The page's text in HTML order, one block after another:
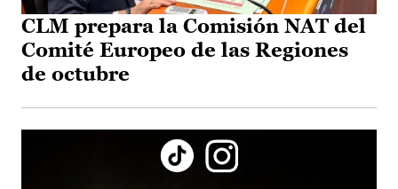
CLM prepara la Comisión NAT del
Comité Europeo de las Regiones
de octubre